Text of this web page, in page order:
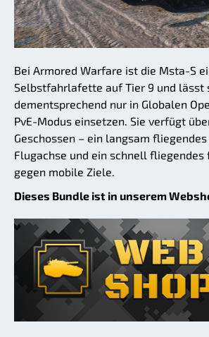
Bei Armored Warfare ist die Msta-S
Selbstfahrlafette auf Tier 9 und lässt
dementsprechend nur in Globalen
PvE-Modus einsetzen. Sie verfügt
Geschossen – ein langsam
Flugachse und ein schnell fliegendes
gegen mobile Ziele.
Dieses Bundle ist in unserem